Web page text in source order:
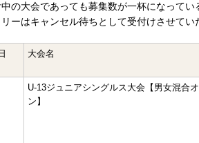
の大会であっても募集数が一杯になってい
ーはキャンセル待ちとして受付けさせて
大会名
U-13ジュニアシングルス大会【男女混合
ン】